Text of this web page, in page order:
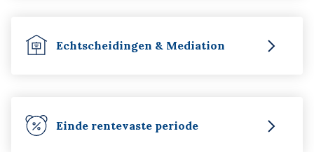
Echtscheidingen & Mediation
Einde rentevaste periode